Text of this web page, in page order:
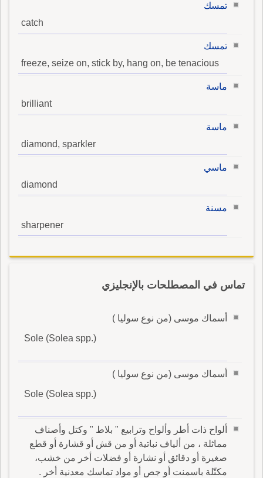
تمسك
catch
تمسك
freeze, seize on, stick by, hang on, be tenacious
ماسة
brilliant
ماسة
diamond, sparkler
ماسي
diamond
مسنة
sharpener
تماس في المصطلحات بالإنجليزي
أسماك موسى (من نوع سوليا )
Sole (Solea spp.)
أسماك موسى (من نوع سوليا )
Sole (Solea spp.)
ألواح ذات أطر وألواح وترابيع " بلاط " وكتل وأصناف
مماثلة ، من ألياف نباتية أو من قش أو قشارة أو قطع
صغيرة أو دقائق أو نشارة أو فضلات أخر من خشب،
مكتّلة باسمنت أو جص أو مواد تماسك معدنية أخر .